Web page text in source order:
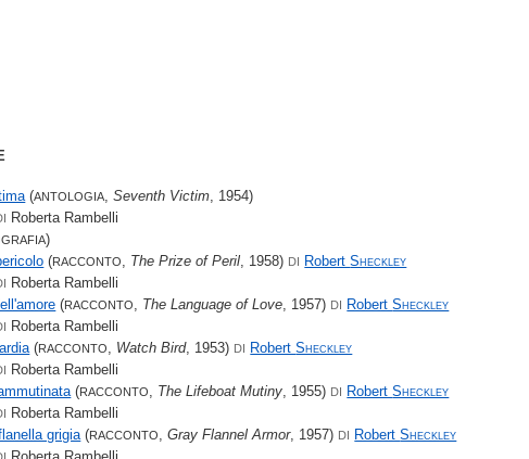
(ANTOLOGIA ,Seventh Victim , 1954)
Roberta Rambelli
)
(RACCONTO The Prize of Peril , 1958) DI RobertSheckley
Roberta Rambelli
(RACCONTO The Language of Love , 1957) DI RobertSheckley
Roberta Rambelli
(RACCONTO Watch Bird, 1953) DI RobertSheckley
Roberta Rambelli
(RACCONTO The Lifeboat Mutiny , 1955) DI RobertSheckley
Roberta Rambelli
grigia (RACCONTO ,Gray Flannel Armor, 1957) DI RobertSheckley